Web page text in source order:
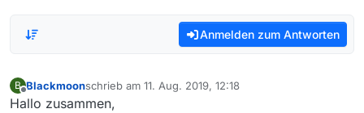
Anmelden zum Antworten
B
Offline
Blackmoonschrieb am 11. Aug. 2019, 12:18
zuletzt editiert von
Hallo zusammen,